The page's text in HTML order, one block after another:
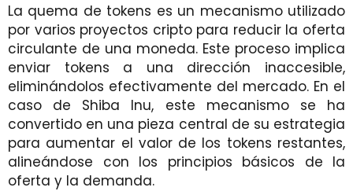
La quema de tokens es un mecanismo utilizado
por varios proyectos cripto para reducir la oferta
circulante de una moneda. Este proceso implica
enviar tokens a una dirección inaccesible,
eliminándolos efectivamente del mercado. En el
caso de Shiba Inu, este mecanismo se ha
convertido en una pieza central de su estrategia
para aumentar el valor de los tokens restantes,
alineándose con los principios básicos de la
oferta y la demanda.